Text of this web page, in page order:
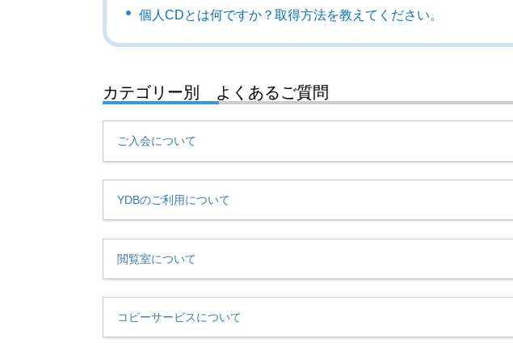
個人CDとは何ですか？取得方法を教えてください。
カテゴリー別 よくあるご質問
ご入会について
YDBのご利用について
閲覧室について
コピーサービスについて